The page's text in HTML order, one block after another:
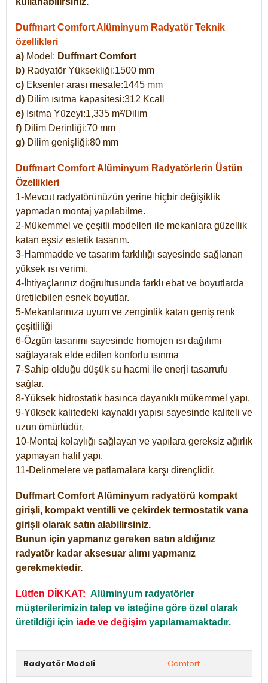
Duffmart Comfort Alüminyum Radyatör Teknik
özellikleri
a) Model: Duffmart Comfort
b) Radyatör Yüksekliği:1500 mm
c) Eksenler arası mesafe:1445 mm
d) Dilim ısıtma kapasitesi:312 Kcall
e) Isıtma Yüzeyi:1,335 m²/Dilim
f) Dilim Derinliği:70 mm
g) Dilim genişliği:80 mm
Duffmart Comfort Alüminyum Radyatörlerin Üstün
Özellikleri
1-Mevcut radyatörünüzün yerine hiçbir değişiklik
yapmadan montaj yapılabilme.
2-Mükemmel ve çeşitli modelleri ile mekanlara güzellik
katan eşsiz estetik tasarım.
3-Hammadde ve tasarım farklılığı sayesinde sağlanan
yüksek ısı verimi.
4-İhtiyaçlarınız doğrultusunda farklı ebat ve boyutlarda
üretilebilen esnek boyutlar.
5-Mekanlarınıza uyum ve zenginlik katan geniş renk
çeşitliliği
6-Özgün tasarımı sayesinde homojen ısı dağılımı
sağlayarak elde edilen konforlu ısınma
7-Sahip olduğu düşük su hacmi ile enerji tasarrufu
sağlar.
8-Yüksek hidrostatik basınca dayanıklı mükemmel yapı.
9-Yüksek kalitedeki kaynaklı yapısı sayesinde kaliteli ve
uzun ömürlüdür.
10-Montaj kolaylığı sağlayan ve yapılara gereksiz ağırlık
yapmayan hafif yapı.
11-Delinmelere ve patlamalara karşı dirençlidir.
Duffmart Comfort Alüminyum radyatörü kompakt
girişli, kompakt ventilli ve çekirdek termostatik vana
girişli olarak satın alabilirsiniz.
Bunun için yapmanız gereken satın aldığınız
radyatör kadar aksesuar alımı yapmanız
gerekmektedir.
Lütfen DİKKAT: Alüminyum radyatörler
müşterilerimizin talep ve isteğine göre özel olarak
üretildiği için iade ve değişim yapılamamaktadır.
Radyatör Modeli Comfort